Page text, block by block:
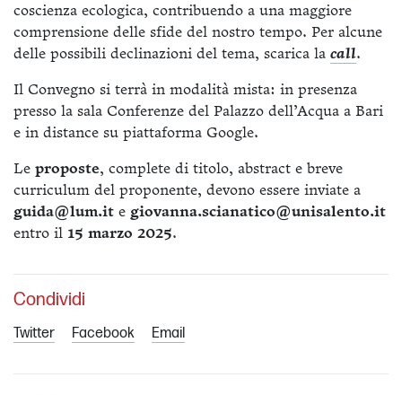
coscienza ecologica, contribuendo a una maggiore
comprensione delle sfide del nostro tempo. Per alcune
delle possibili declinazioni del tema, scarica la call.
Il Convegno si terrà in modalità mista: in presenza
presso la sala Conferenze del Palazzo dell’Acqua a Bari
e in distance su piattaforma Google.
Le proposte, complete di titolo, abstract e breve
curriculum del proponente, devono essere inviate a
guida@lum.it e giovanna.scianatico@unisalento.it
entro il 15 marzo 2025.
Condividi
Twitter Facebook Email